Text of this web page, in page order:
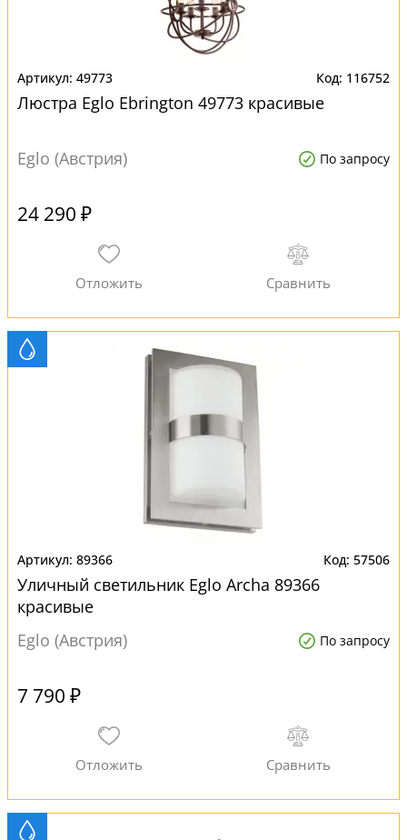
49773 116752
Люстра Eglo Ebrington 49773 красивые
Eglo (Австрия) По запросу
24 290 ₽
89366 57506
Уличный светильник Eglo Archa 89366
красивые
Eglo (Австрия)
По запросу
7 790 ₽